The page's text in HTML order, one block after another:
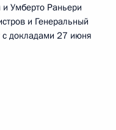
Умберто Раньери
и Генеральный
с докладами 27 июня